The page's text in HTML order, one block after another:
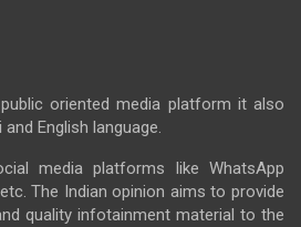
oriented media platform it also
English language.
media platforms like WhatsApp
The Indian opinion aims to provide
quality infotainment material to the